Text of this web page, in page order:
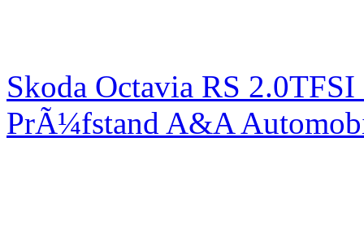
Skoda Octavia RS
PrÃ¼fstand A&A